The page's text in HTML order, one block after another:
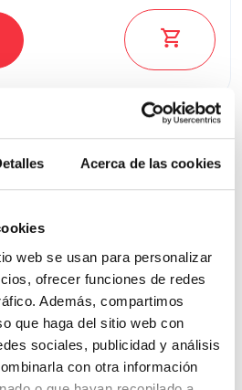
Acerca de las cookies
web se usan para personalizar
ofrecer funciones de redes
Además, compartimos
que haga del sitio web con
sociales, publicidad y análisis
con otra información